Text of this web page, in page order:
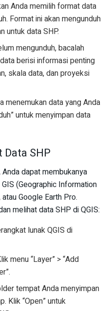
Anda memilih format data
Format ini akan mengunduh
untuk data SHP.
mengunduh, bacalah
berisi informasi penting
skala data, dan proyeksi
menemukan data yang Anda
untuk menyimpan data
Data SHP
dapat membukanya
(Geographic Information
Google Earth Pro.
melihat data SHP di QGIS:
lunak QGIS di
menu “Layer” > “Add
tempat Anda menyimpan
Klik “Open” untuk